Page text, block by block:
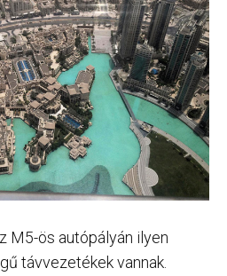
M5-ös autópályán ilyen
távvezetékek vannak.